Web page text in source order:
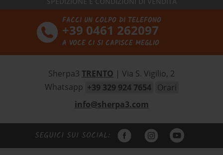
FACCI UN COLPO DI TELEFONO
+39 0461 262097
A VOCE CI SI CAPISCE MEGLIO
Sherpa3 TRENTO | Via S. Vigilio, 2
Whatsapp +39 329 924 7654
Orari
info@sherpa3.com
SEGUICI SUI SOCIAL: